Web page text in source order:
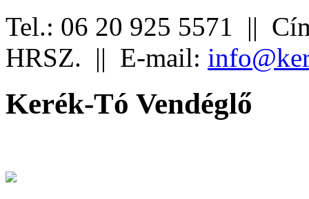
Tel.: 06 20 925 5571 ||
HRSZ. || E-mail:
Kerék-Tó Vendéglő